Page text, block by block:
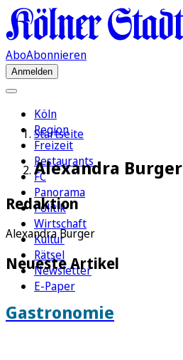
AboAbonnieren
Anmelden
Köln
Region
Freizeit
Restaurants
FC
Panorama
Politik
Wirtschaft
Kultur
Rätsel
Newsletter
E-Paper
Startseite
Alexandra Burger
Redaktion
Alexandra Burger
Neueste Artikel
Gastronomie